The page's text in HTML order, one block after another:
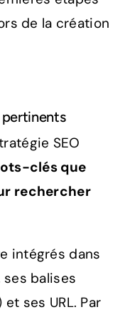
de la création
pertinents
SEO
clés que
rechercher
intégrés dans
balises
ses URL. Par